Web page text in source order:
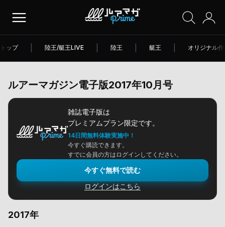
トップ 陸王/艇王LIVE 陸王 艇王 オリジナル
ルアーマガジン電子版2017年10月号
雑誌電子版は
プレミアムプラン限定です。
14日間無料体験実施中！
今すぐ購読できます。
すでに会員の方はログインしてください。
今すぐ無料で読む
ログインはこちら
2017年